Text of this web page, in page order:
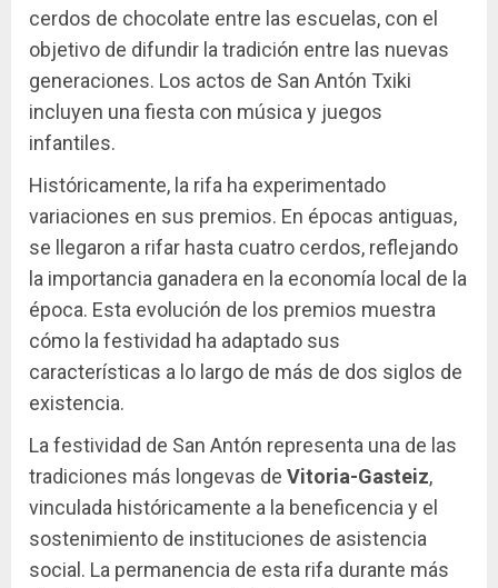
cerdos de chocolate entre las escuelas, con el
objetivo de difundir la tradición entre las nuevas
generaciones. Los actos de San Antón Txiki
incluyen una fiesta con música y juegos
infantiles.
Históricamente, la rifa ha experimentado
variaciones en sus premios. En épocas antiguas,
se llegaron a rifar hasta cuatro cerdos, reflejando
la importancia ganadera en la economía local de la
época. Esta evolución de los premios muestra
cómo la festividad ha adaptado sus
características a lo largo de más de dos siglos de
existencia.
La festividad de San Antón representa una de las
tradiciones más longevas de Vitoria-Gasteiz,
vinculada históricamente a la beneficencia y el
sostenimiento de instituciones de asistencia
social. La permanencia de esta rifa durante más